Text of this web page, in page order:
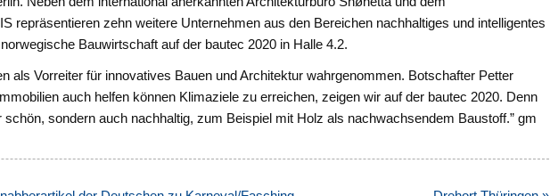
repräsentieren zehn weitere Unternehmen aus den Bereichen nachhaltiges und intelligentes
Bauwirtschaft auf der bautec 2020 in Halle 4.2.
als Vorreiter für innovatives Bauen und Architektur wahrgenommen. Botschafter Petter
auch helfen können Klimaziele zu erreichen, zeigen wir auf der bautec 2020. Denn
sondern auch nachhaltig, zum Beispiel mit Holz als nachwachsendem Baustoff.” gm